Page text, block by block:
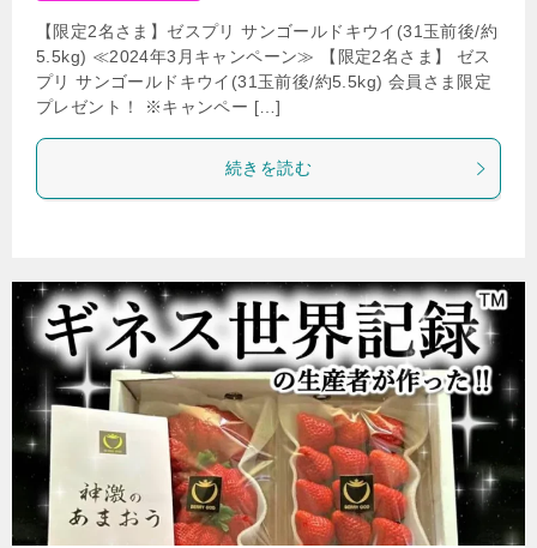
【限定2名さま】ゼスプリ サンゴールドキウイ(31玉前後/約
5.5kg) ≪2024年3月キャンペーン≫ 【限定2名さま】 ゼス
プリ サンゴールドキウイ(31玉前後/約5.5kg) 会員さま限定
プレゼント！ ※キャンペー […]
続きを読む